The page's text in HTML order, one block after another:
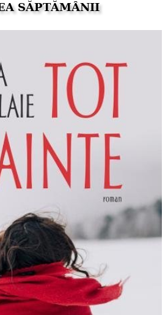
SĂPTĂMÂNII